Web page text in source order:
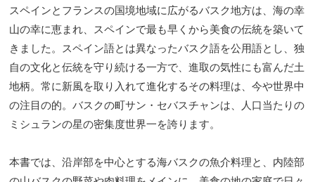
スペインとフランスの国境地域に広がるバスク地方は、海の幸
山の幸に恵まれ、スペインで最も早くから美食の伝統を築いて
きました。スペイン語とは異なったバスク語を公用語とし、独
自の文化と伝統を守り続ける一方で、進取の気性にも富んだ土
地柄。常に新風を取り入れて進化するその料理は、今や世界中
の注目の的。バスクの町サン・セバスチャンは、人口当たりの
ミシュランの星の密集度世界一を誇ります。
本書では、沿岸部を中心とする海バスクの魚介料理と、内陸部